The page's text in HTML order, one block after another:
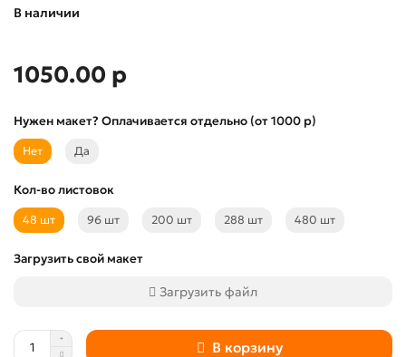
В наличии
1050.00 р
Нужен макет? Оплачивается отдельно (от 1000 р)
Нет Да
Кол-во листовок
48 шт 96 шт 200 шт 288 шт 480 шт
Загрузить свой макет
Загрузить файл
В корзину